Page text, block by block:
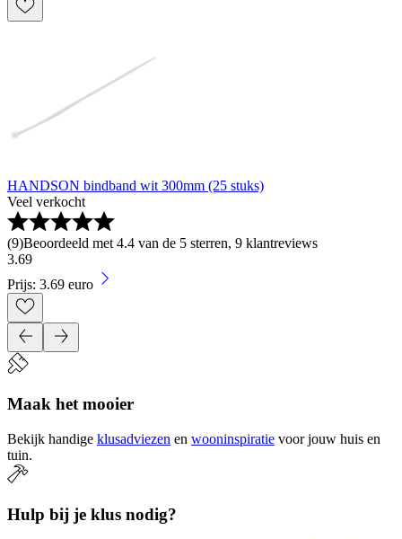
HANDSON bindband wit 300mm (25 stuks)
Veel verkocht
(9)Beoordeeld met 4.4 van de 5 sterren, 9 klantreviews
3.69
Prijs: 3.69 euro
Maak het mooier
Bekijk handige klusadviezen en wooninspiratie voor jouw huis en
tuin.
Hulp bij je klus nodig?